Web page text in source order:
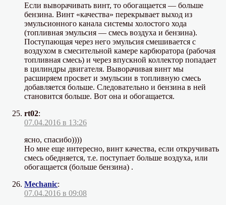
Если выворачивать винт, то обогащается — больше
бензина. Винт «качества» перекрывает выход из
эмульсионного канала системы холостого хода
(топливная эмульсия — смесь воздуха и бензина).
Поступающая через него эмульсия смешивается с
воздухом в смесительной камере карбюратора (рабочая
топливная смесь) и через впускной коллектор попадает
в цилиндры двигателя. Выворачивая винт мы
расширяем просвет и эмульсии в топливную смесь
добавляется больше. Следовательно и бензина в ней
становится больше. Вот она и обогащается.
rt02:
07.04.2016 в 13:26
ясно, спасибо))))
Но мне еще интересно, винт качества, если откручивать
смесь обедняется, т.е. поступает больше воздуха, или
обогащается (больше бензина) .
Mechanic:
07.04.2016 в 09:08